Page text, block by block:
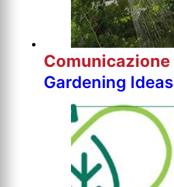
Comunicazione
Gardening Ideas